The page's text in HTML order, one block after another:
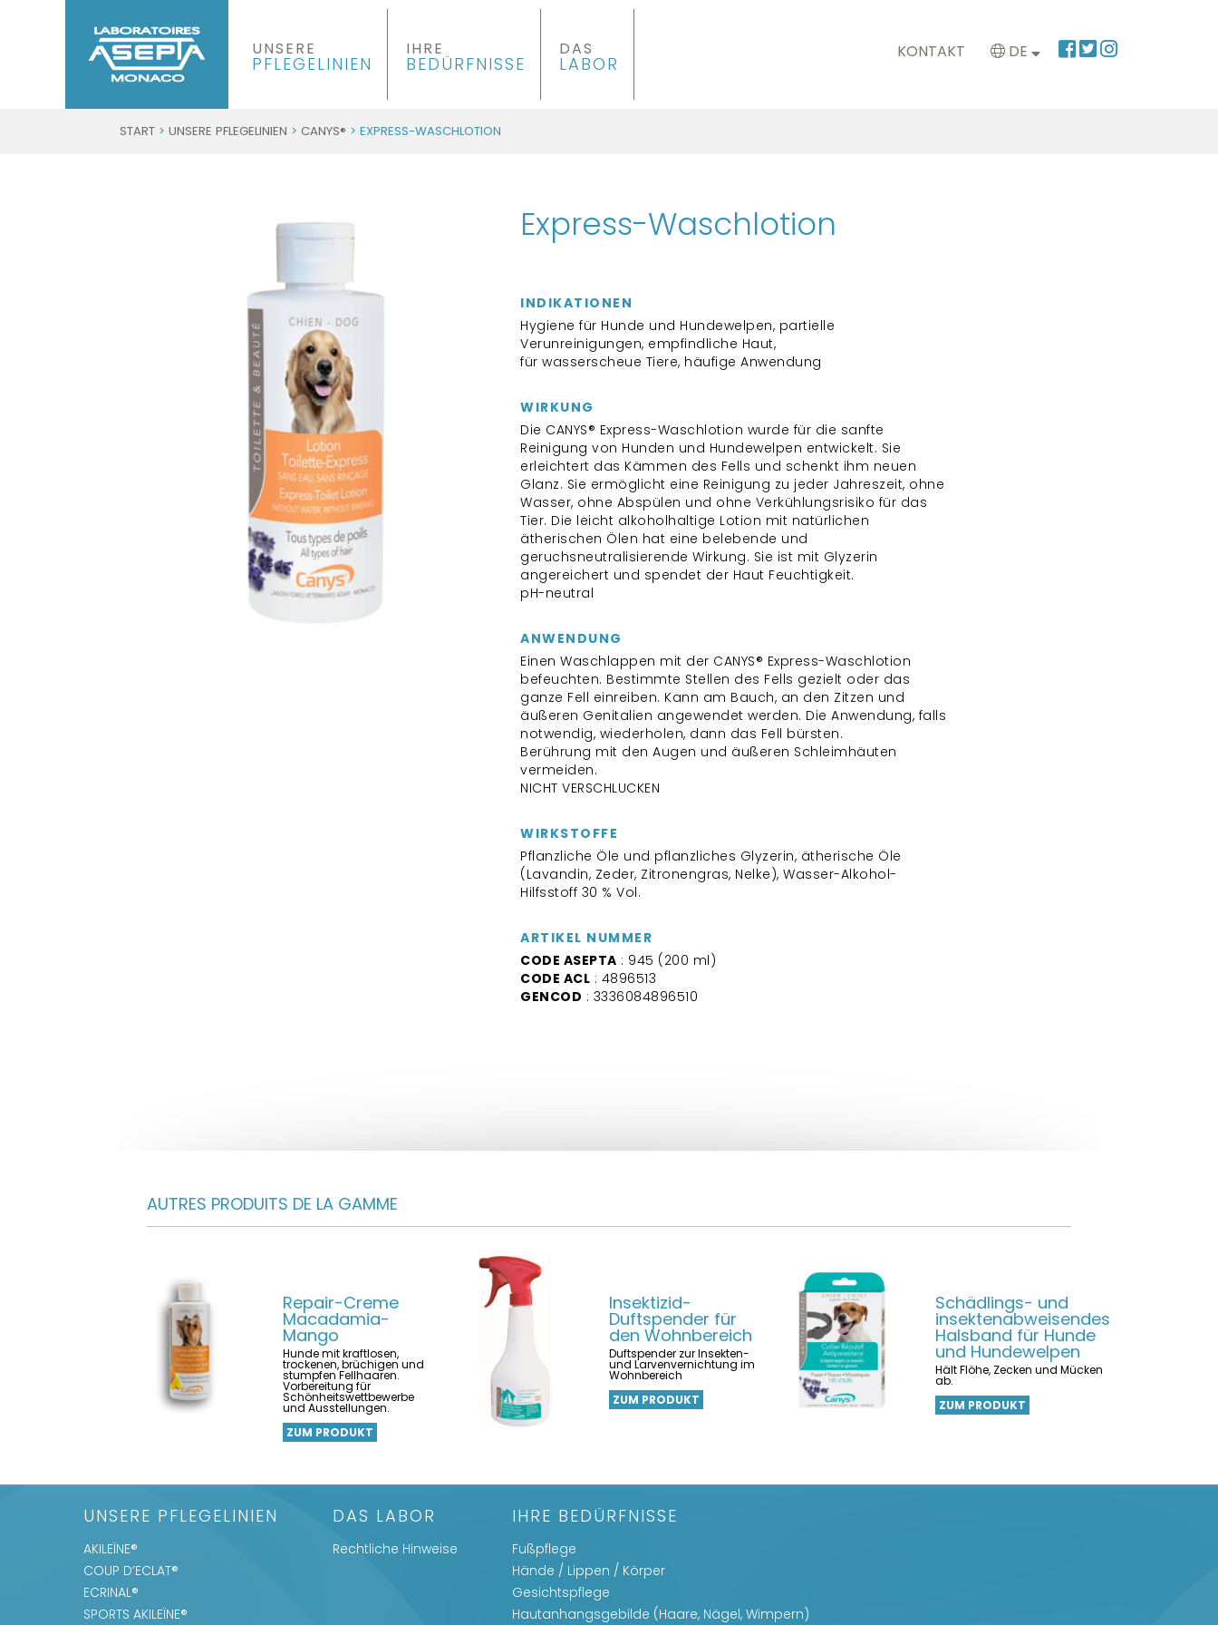
UNSERE
PFLEGELINIEN
IHRE
BEDÜRFNISSE
DAS
LABOR
KONTAKT DE
START > UNSERE PFLEGELINIEN > CANYS® > EXPRESS-WASCHLOTION
Express-Waschlotion
INDIKATIONEN
Hygiene für Hunde und Hundewelpen, partielle
Verunreinigungen, empfindliche Haut,
für wasserscheue Tiere, häufige Anwendung
WIRKUNG
Die CANYS® Express-Waschlotion wurde für die sanfte
Reinigung von Hunden und Hundewelpen entwickelt. Sie
erleichtert das Kämmen des Fells und schenkt ihm neuen
Glanz. Sie ermöglicht eine Reinigung zu jeder Jahreszeit, ohne
Wasser, ohne Abspülen und ohne Verkühlungsrisiko für das
Tier. Die leicht alkoholhaltige Lotion mit natürlichen
ätherischen Ölen hat eine belebende und
geruchsneutralisierende Wirkung. Sie ist mit Glyzerin
angereichert und spendet der Haut Feuchtigkeit.
pH-neutral
ANWENDUNG
Einen Waschlappen mit der CANYS® Express-Waschlotion
befeuchten. Bestimmte Stellen des Fells gezielt oder das
ganze Fell einreiben. Kann am Bauch, an den Zitzen und
äußeren Genitalien angewendet werden. Die Anwendung, falls
notwendig, wiederholen, dann das Fell bürsten.
Berührung mit den Augen und äußeren Schleimhäuten
vermeiden.
NICHT VERSCHLUCKEN
WIRKSTOFFE
Pflanzliche Öle und pflanzliches Glyzerin, ätherische Öle
(Lavandin, Zeder, Zitronengras, Nelke), Wasser-Alkohol-
Hilfsstoff 30 % Vol.
ARTIKEL NUMMER
CODE ASEPTA : 945 (200 ml)
CODE ACL : 4896513
GENCOD : 3336084896510
AUTRES PRODUITS DE LA GAMME
Repair-Creme
Macadamia-
Mango
Hunde mit kraftlosen,
trockenen, brüchigen und
stumpfen Fellhaaren.
Vorbereitung für
Schönheitswettbewerbe
und Ausstellungen.
ZUM PRODUKT
Insektizid-
Duftspender für
den Wohnbereich
Duftspender zur Insekten-
und Larvenvernichtung im
Wohnbereich
ZUM PRODUKT
Schädlings- und
insektenabweisendes
Halsband für Hunde
und Hundewelpen
Hält Flöhe, Zecken und Mücken
ab.
ZUM PRODUKT
UNSERE PFLEGELINIEN
AKILEÏNE®
COUP D’ECLAT®
ECRINAL®
SPORTS AKILEÏNE®
DAS LABOR
Rechtliche Hinweise
IHRE BEDÜRFNISSE
Fußpflege
Hände / Lippen / Körper
Gesichtspflege
Hautanhangsgebilde (Haare, Nägel, Wimpern)